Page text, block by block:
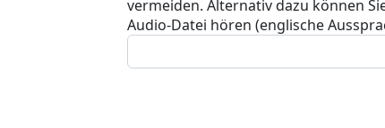
vermeiden. Alternativ dazu können
Audio-Datei hören (englische